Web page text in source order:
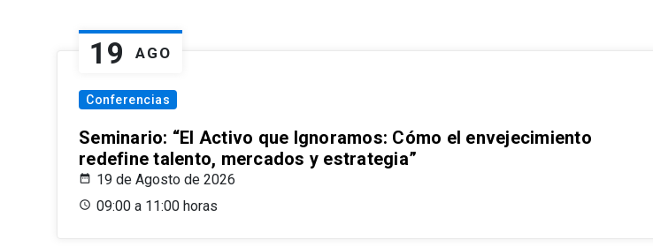
19 AGO
Conferencias
Seminario: “El Activo que Ignoramos: Cómo el envejecimiento
redefine talento, mercados y estrategia”
19 de Agosto de 2026
09:00 a 11:00 horas